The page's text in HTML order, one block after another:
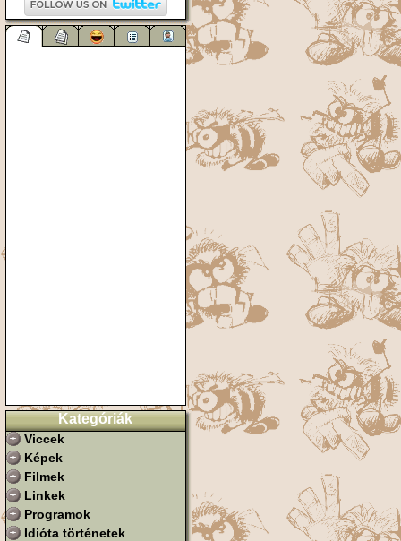
Kategóriák
Viccek
Képek
Filmek
Linkek
Programok
Idióta történetek